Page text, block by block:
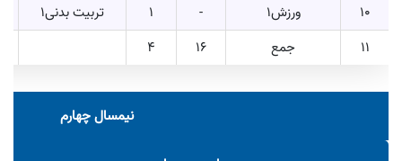
10 ورزش1 -
1
تربیت بدنی1
11
جمع 16
4
نیمسال چهارم